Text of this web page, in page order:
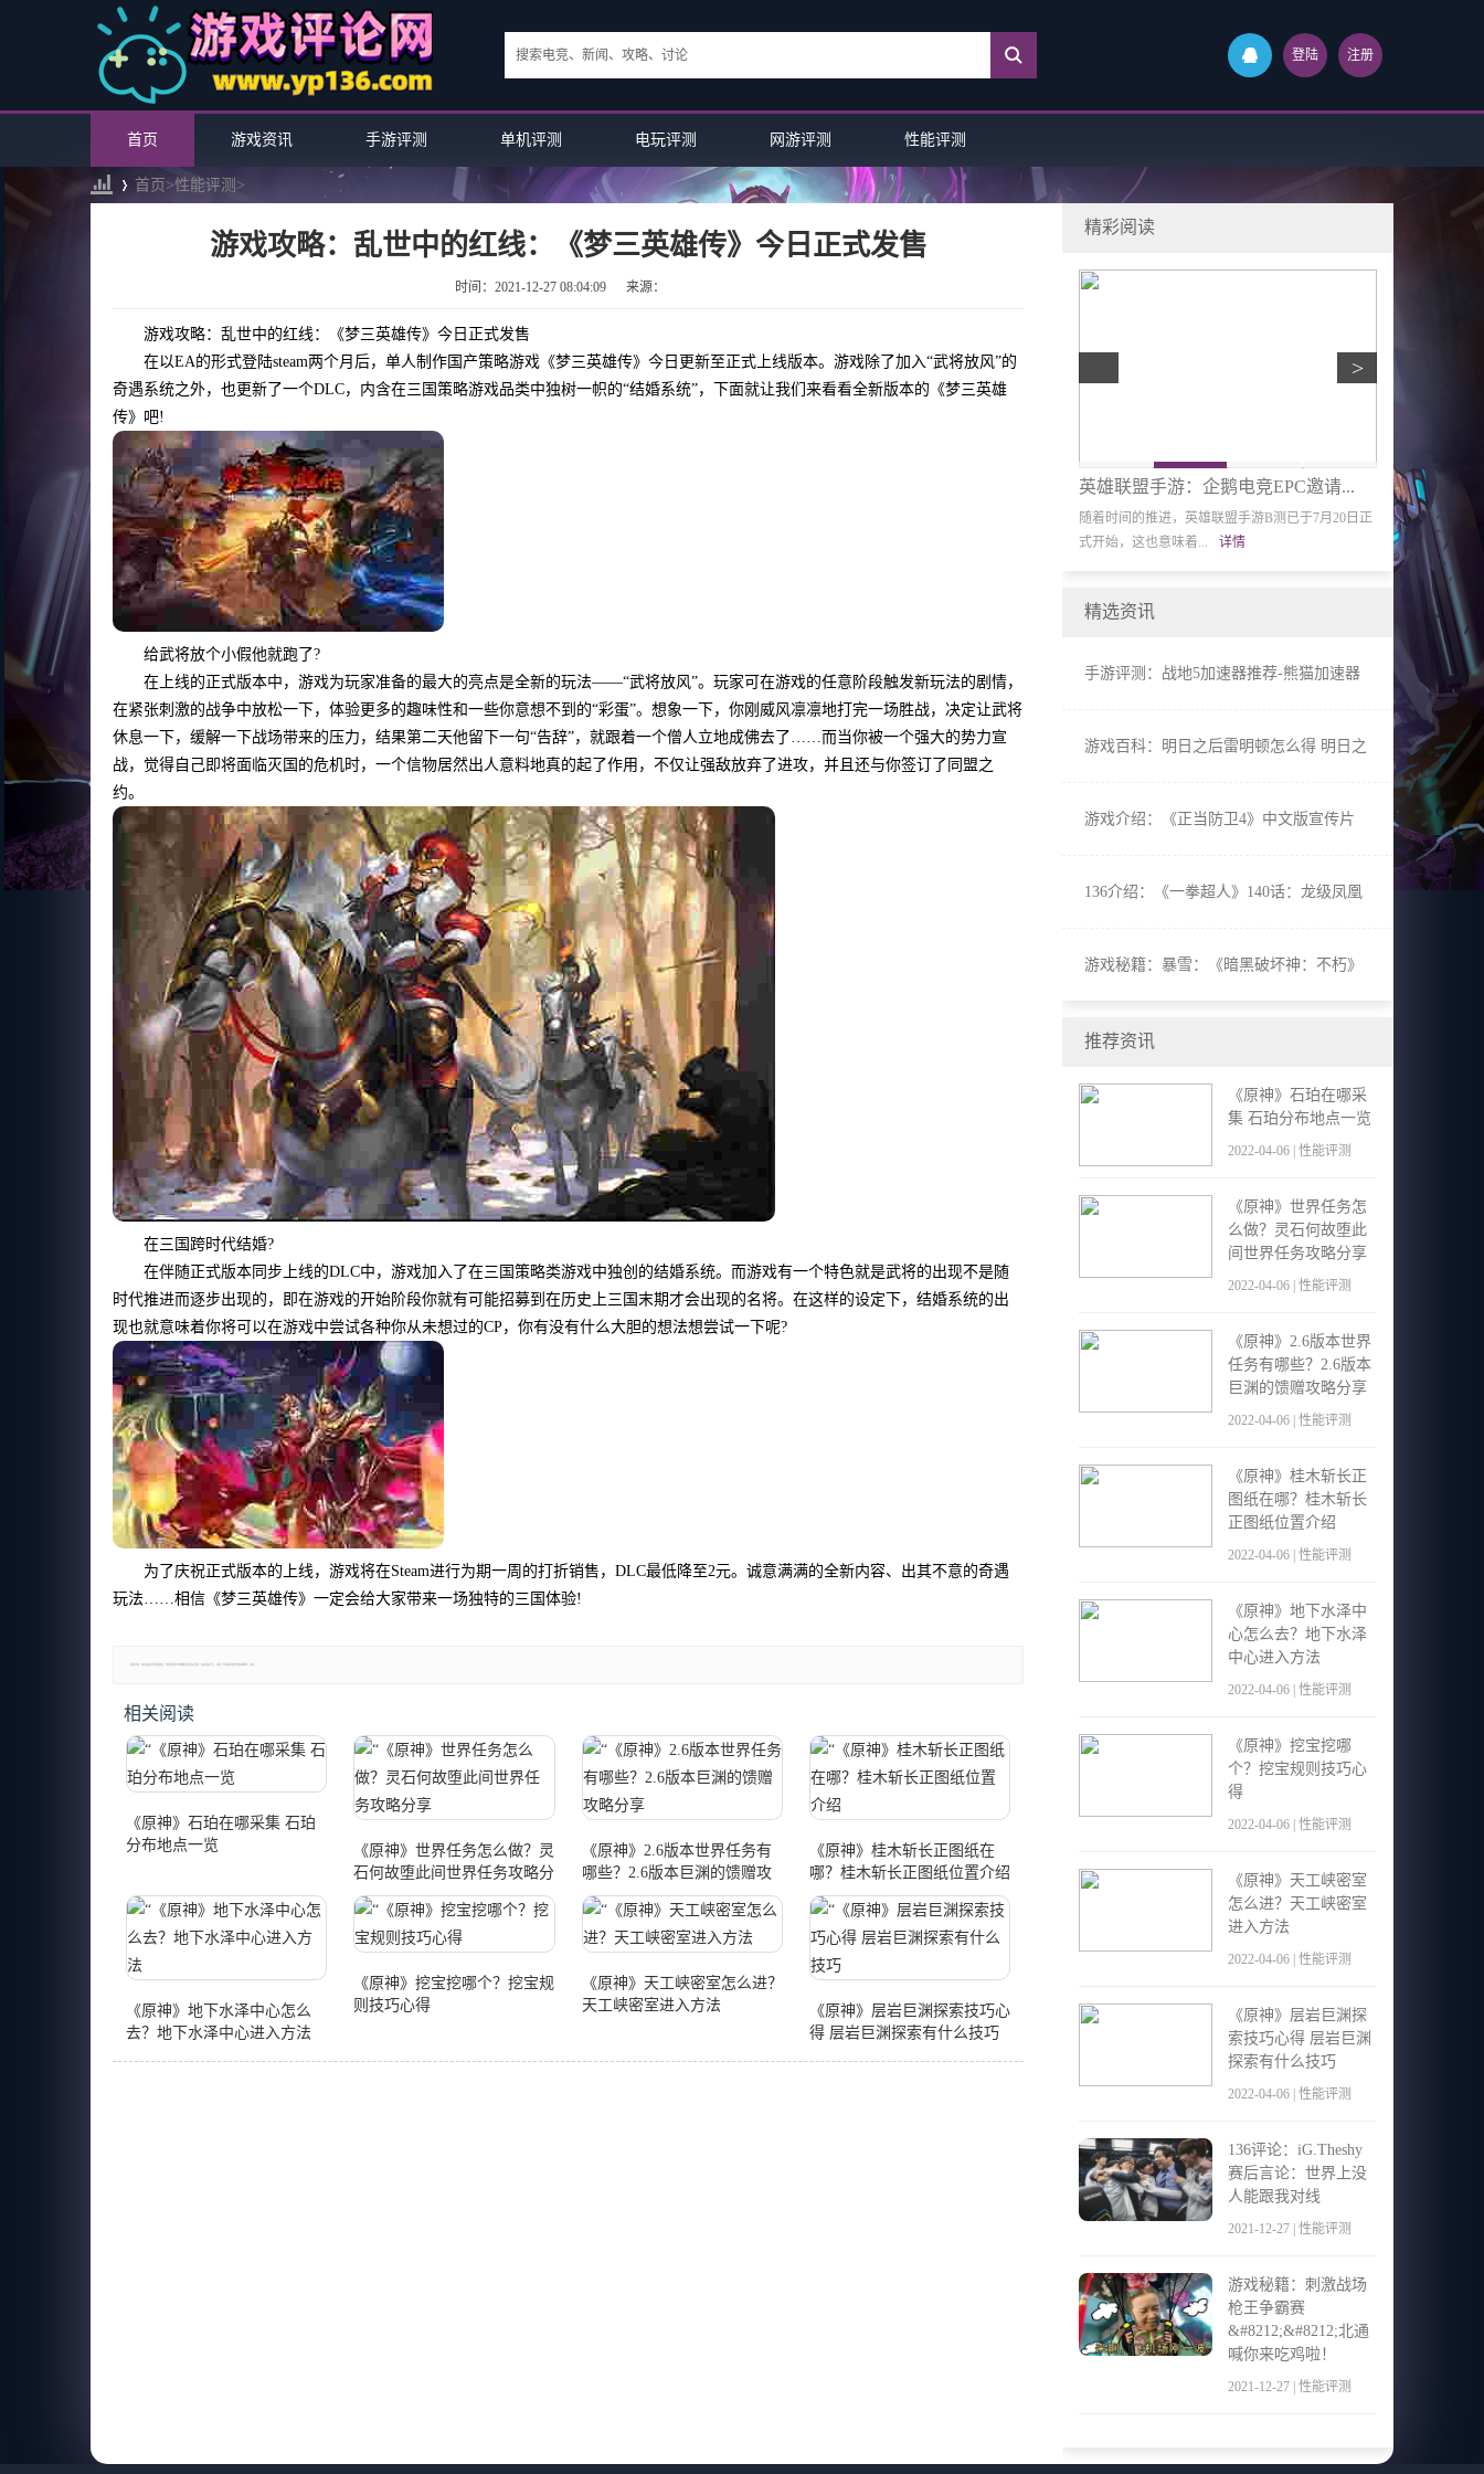
登陆 注册
首页 游戏资讯 手游评测 单机评测 电玩评测 网游评测 性能评测
首页>性能评测 >
游戏攻略：乱世中的红线：《梦三英雄传》今日正式发售
时间：2021-12-27 08:04:09 来源：
游戏攻略：乱世中的红线：《梦三英雄传》今日正式发售
在以EA的形式登陆steam两个月后，单人制作国产策略游戏《梦三英雄传》今日更新至正式上线版本。游戏除了加入“武将放风”的
奇遇系统之外，也更新了一个DLC，内含在三国策略游戏品类中独树一帜的“结婚系统”，下面就让我们来看看全新版本的《梦三英雄
传》吧!
给武将放个小假他就跑了?
在上线的正式版本中，游戏为玩家准备的最大的亮点是全新的玩法——“武将放风”。玩家可在游戏的任意阶段触发新玩法的剧情，
在紧张刺激的战争中放松一下，体验更多的趣味性和一些你意想不到的“彩蛋”。想象一下，你刚威风凛凛地打完一场胜战，决定让武将
休息一下，缓解一下战场带来的压力，结果第二天他留下一句“告辞”，就跟着一个僧人立地成佛去了……而当你被一个强大的势力宣
战，觉得自己即将面临灭国的危机时，一个信物居然出人意料地真的起了作用，不仅让强敌放弃了进攻，并且还与你签订了同盟之
约。
在三国跨时代结婚?
在伴随正式版本同步上线的DLC中，游戏加入了在三国策略类游戏中独创的结婚系统。而游戏有一个特色就是武将的出现不是随
时代推进而逐步出现的，即在游戏的开始阶段你就有可能招募到在历史上三国末期才会出现的名将。在这样的设定下，结婚系统的出
现也就意味着你将可以在游戏中尝试各种你从未想过的CP，你有没有什么大胆的想法想尝试一下呢?
为了庆祝正式版本的上线，游戏将在Steam进行为期一周的打折销售，DLC最低降至2元。诚意满满的全新内容、出其不意的奇遇
玩法……相信《梦三英雄传》一定会给大家带来一场独特的三国体验!
相关阅读
《原神》石珀在哪采集 石珀
分布地点一览
《原神》世界任务怎么做？灵
石何故堕此间世界任务攻略分
享
《原神》2.6版本世界任务有
哪些？2.6版本巨渊的馈赠攻
略分享
《原神》桂木斩长正图纸在
哪？桂木斩长正图纸位置介绍
《原神》地下水泽中心怎么
去？地下水泽中心进入方法
《原神》挖宝挖哪个？挖宝规
则技巧心得
《原神》天工峡密室怎么进？
天工峡密室进入方法
《原神》层岩巨渊探索技巧心
得 层岩巨渊探索有什么技巧
精彩阅读
英雄联盟手游：企鹅电竞EPC邀请...
随着时间的推进，英雄联盟手游B测已于7月20日正
式开始，这也意味着...
详情
《少女与战
BANDAI
冬季发售的
>
精选资讯
手游评测：战地5加速器推荐-熊猫加速器
游戏百科：明日之后雷明顿怎么得 明日之
游戏介绍：《正当防卫4》中文版宣传片
136介绍：《一拳超人》140话：龙级凤凰
游戏秘籍：暴雪：《暗黑破坏神：不朽》
推荐资讯
《原神》石珀在哪采
集 石珀分布地点一览
2022-04-06 | 性能评测
《原神》世界任务怎
么做？灵石何故堕此
间世界任务攻略分享
2022-04-06 | 性能评测
《原神》2.6版本世界
任务有哪些？2.6版本
巨渊的馈赠攻略分享
2022-04-06 | 性能评测
《原神》桂木斩长正
图纸在哪？桂木斩长
正图纸位置介绍
2022-04-06 | 性能评测
《原神》地下水泽中
心怎么去？地下水泽
中心进入方法
2022-04-06 | 性能评测
《原神》挖宝挖哪
个？挖宝规则技巧心
得
2022-04-06 | 性能评测
《原神》天工峡密室
怎么进？天工峡密室
进入方法
2022-04-06 | 性能评测
《原神》层岩巨渊探
索技巧心得 层岩巨渊
探索有什么技巧
2022-04-06 | 性能评测
136评论：iG.Theshy
赛后言论：世界上没
人能跟我对线
2021-12-27 | 性能评测
游戏秘籍：刺激战场
枪王争霸赛
&#8212;&#8212;北通
喊你来吃鸡啦！
2021-12-27 | 性能评测